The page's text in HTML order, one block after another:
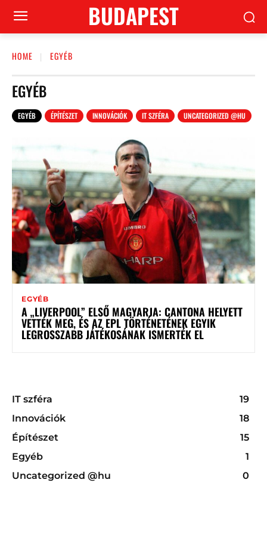
BUDAPEST
HOME EGYÉB
EGYÉB
EGYÉB ÉPÍTÉSZET INNOVÁCIÓK IT SZFÉRA UNCATEGORIZED @HU
EGYÉB
A „LIVERPOOL” ELSŐ MAGYARJA: CANTONA HELYETT
VETTÉK MEG, ÉS AZ EPL TÖRTÉNETÉNEK EGYIK
LEGROSSZABB JÁTÉKOSÁNAK ISMERTÉK EL
IT szféra
19
Innovációk
18
Építészet
15
Egyéb
1
Uncategorized @hu
0